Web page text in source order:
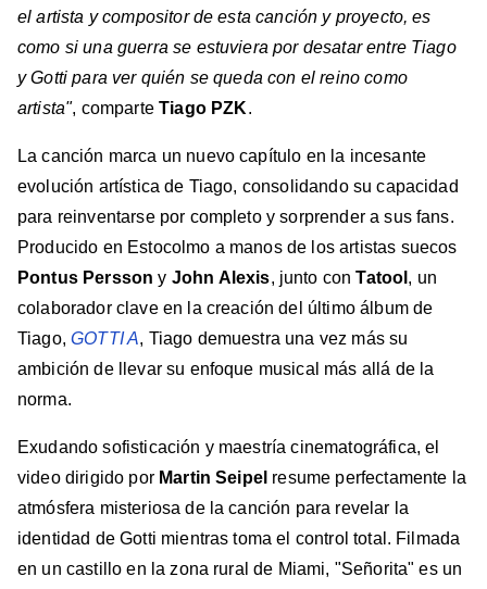
el artista y compositor de esta canción y proyecto, es
como si una guerra se estuviera por desatar entre Tiago
y Gotti para ver quién se queda con el reino como
artista", comparteTiago PZK.
La canción marca un nuevo capítulo en la incesante
evolución artística de Tiago, consolidando su capacidad
para reinventarse por completo y sorprender a sus fans.
Producido en Estocolmo a manos de los artistas suecos
Pontus Persson y John Alexis, junto conTatool , un
colaborador clave en la creación del último álbum de
Tiago,GOTTI A, Tiago demuestra una vez más su
ambición de llevar su enfoque musical más allá de la
norma.
Exudando sofisticación y maestría cinematográfica, el
video dirigido por Martin Seipel resume perfectamente la
atmósfera misteriosa de la canción para revelar la
identidad de Gotti mientras toma el control total. Filmada
en un castillo en la zona rural de Miami, "Señorita" es un